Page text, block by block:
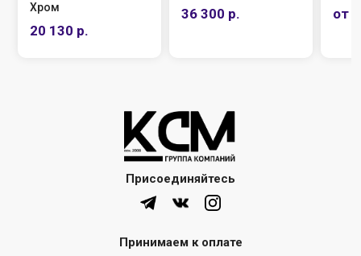
Хром
20 130 р.
36 300 р. от
Присоединяйтесь
Принимаем к оплате